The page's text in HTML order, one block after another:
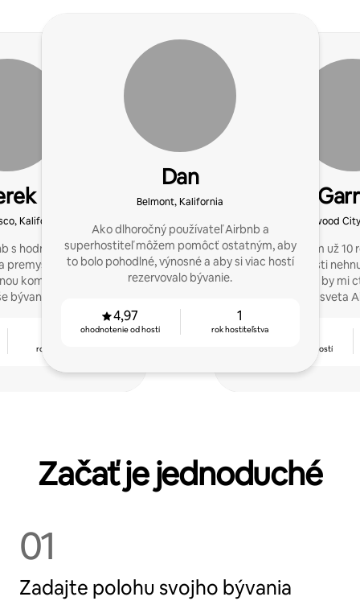
Kalifornia
s hodnotením osem
premyslené a aktívne
komunikáciou a
bývanie, vďaka čomu
roky hostiteľstva
Dan
Belmont, Kalifornia
Ako dlhoročný používateľ Airbnb a
superhostiteľ môžem pomôcť ostatným, aby
to bolo pohodlné, výnosné a aby si viac hostí
rezervovalo bývanie.
4,97
ohodnotenie od hostí
1
rok hostiteľstva
Redwood
Som hostiteľom už 10
znalosti v oblasti
desaťročia. Bolo by
sveta
ohodnotenie od hostí
Začať je jednoduché
01
Zadajte polohu svojho bývania